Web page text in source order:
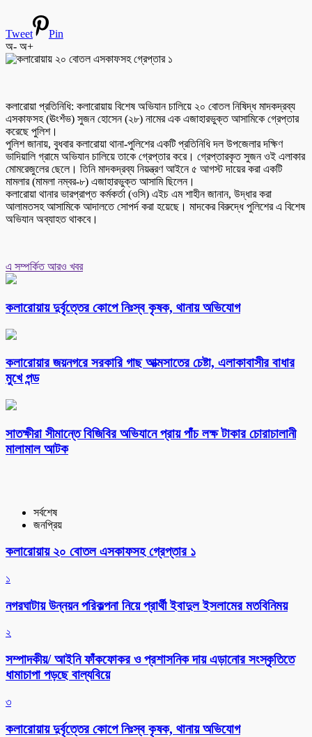
Tweet
Pin
অ- অ+
কলারোয়া প্রতিনিধি: কলারোয়ায় বিশেষ অভিযান চালিয়ে ২০ বোতল নিষিদ্ধ মাদকদ্রব্য
এসকাফসহ (ঊংশঁভ) সুজন হোসেন (২৮) নামের এক এজাহারভুক্ত আসামিকে গ্রেপ্তার
করেছে পুলিশ।
পুলিশ জানায়, বুধবার কলারোয়া থানা-পুলিশের একটি প্রতিনিধি দল উপজেলার দক্ষিণ
ভাদিয়ালি গ্রামে অভিযান চালিয়ে তাকে গ্রেপ্তার করে। গ্রেপ্তারকৃত সুজন ওই এলাকার
মোমরেজুলের ছেলে। তিনি মাদকদ্রব্য নিয়ন্ত্রণ আইনে ৫ আগস্ট দায়ের করা একটি
মামলার (মামলা নম্বর-৮) এজাহারভুক্ত আসামি ছিলেন।
কলারোয়া থানার ভারপ্রাপ্ত কর্মকর্তা (ওসি) এইচ এম শাহীন জানান, উদ্ধার করা
আলামতসহ আসামিকে আদালতে সোপর্দ করা হয়েছে। মাদকের বিরুদ্ধে পুলিশের এ বিশেষ
অভিযান অব্যাহত থাকবে।
এ সম্পর্কিত আরও খবর
কলারোয়ায় দুর্বৃত্তের কোপে নিঃস্ব কৃষক, থানায় অভিযোগ
কলারোয়ার জয়নগরে সরকারি গাছ আত্মসাতের চেষ্টা, এলাকাবাসীর বাধার
মুখে পন্ড
সাতক্ষীরা সীমান্তে বিজিবির অভিযানে প্রায় পাঁচ লক্ষ টাকার চোরাচালানী
মালামাল আটক
সর্বশেষ
জনপ্রিয়
কলারোয়ায় ২০ বোতল এসকাফসহ গ্রেপ্তার ১
১
নগরঘাটায় উন্নয়ন পরিকল্পনা নিয়ে প্রার্থী ইবাদুল ইসলামের মতবিনিময়
২
সম্পাদকীয়/ আইনি ফাঁকফোকর ও প্রশাসনিক দায় এড়ানোর সংস্কৃতিতে
ধামাচাপা পড়ছে বাল্যবিয়ে
৩
কলারোয়ায় দুর্বৃত্তের কোপে নিঃস্ব কৃষক, থানায় অভিযোগ